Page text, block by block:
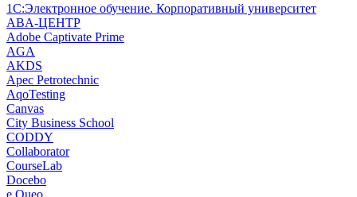
1С:Электронное обучение. Корпоративный университет
ABA-ЦЕНТР
Adobe Captivate Prime
AGA
AKDS
Apec Petrotechnic
AqoTesting
Canvas
City Business School
CODDY
Collaborator
CourseLab
Docebo
e.Queo